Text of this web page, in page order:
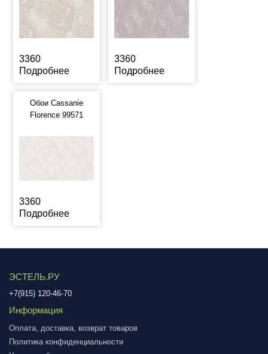
3360
Подробнее
3360
Подробнее
Обои Cassanie
Florence 99571
3360
Подробнее
ЭСТЕЛЬ.РУ
+7(915) 120-46-70
Информация
Оплата, доставка, возврат товаров
Политика конфиденциальности